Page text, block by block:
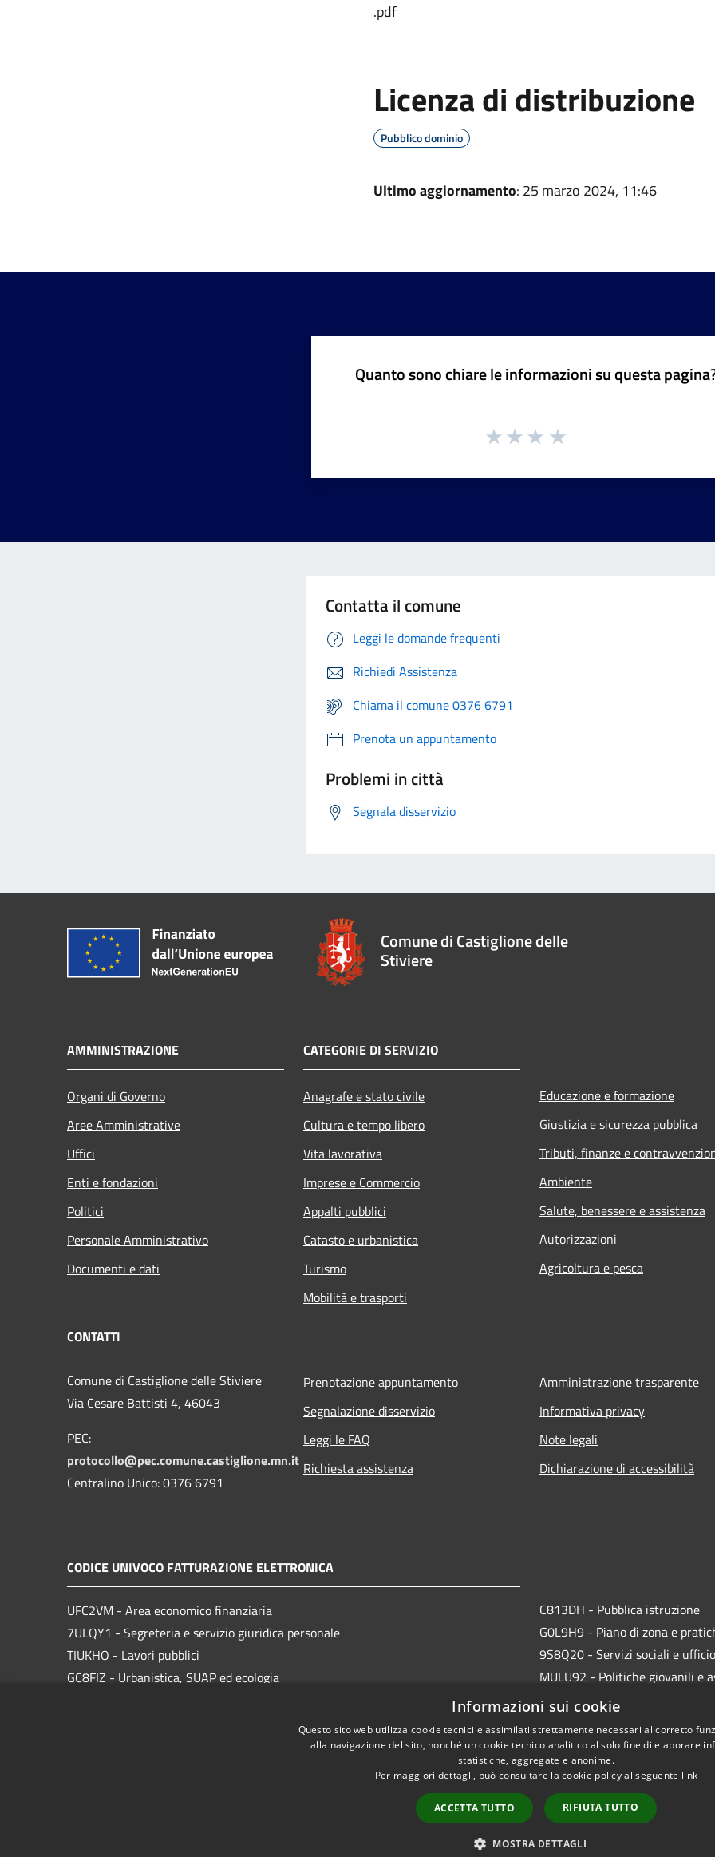
.pdf
Licenza di distribuzione
Pubblico dominio
Ultimo aggiornamento: 25 marzo 2024, 11:46
Quanto sono chiare le informazioni su questa
Contatta il comune
Leggi le domande frequenti
Richiedi Assistenza
Chiama il comune 0376 6791
Prenota un appuntamento
Problemi in città
Segnala disservizio
Comune di Castiglione delle
Stiviere
AMMINISTRAZIONE
Organi di Governo
Aree Amministrative
Uffici
Enti e fondazioni
Politici
Personale Amministrativo
Documenti e dati
CATEGORIE DI SERVIZIO
Anagrafe e stato civile
Cultura e tempo libero
Vita lavorativa
Imprese e Commercio
Appalti pubblici
Catasto e urbanistica
Turismo
Mobilità e trasporti
Educazione e formazione
Giustizia e sicurezza pubblica
Tributi, finanze e
Ambiente
Salute, benessere e assistenza
Autorizzazioni
Agricoltura e pesca
CONTATTI
Comune di Castiglione delle Stiviere
Via Cesare Battisti 4, 46043
PEC:
protocollo@pec.comune.castiglione.mn.it
Centralino Unico: 0376 6791
Prenotazione appuntamento
Segnalazione disservizio
Leggi le FAQ
Richiesta assistenza
Amministrazione trasparente
Informativa privacy
Note legali
Dichiarazione di accessibilità
CODICE UNIVOCO FATTURAZIONE ELETTRONICA
UFC2VM - Area economico finanziaria
7ULQY1 - Segreteria e servizio giuridica personale
TIUKHO - Lavori pubblici
GC8FIZ - Urbanistica, SUAP ed ecologia
C813DH - Pubblica istruzione
G0L9H9 - Piano di zona e
9S8Q20 - Servizi sociali e
MULU92 - Politiche giovanili e
JMVI54 - CED, protocollo e
Copyright © 2026 •
Informazioni sui cookie
Questo sito web utilizza cookie tecnici e assimilati strettamente necessari al corretto
alla navigazione del sito, nonché un cookie tecnico analitico al solo fine di elaborare
statistiche, aggregate e anonime.
Per maggiori dettagli, può consultare la cookie policy al seguente link
ACCETTA TUTTO RIFIUTA TUTTO
MOSTRA DETTAGLI